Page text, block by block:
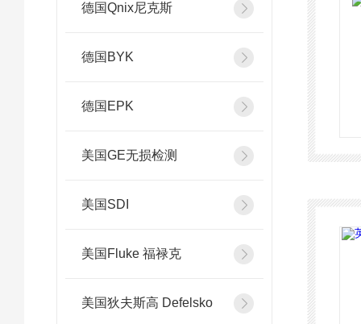
德国Qnix尼克斯
德国BYK
德国EPK
美国GE无损检测
美国SDI
美国Fluke 福禄克
美国狄夫斯高 Defelsko